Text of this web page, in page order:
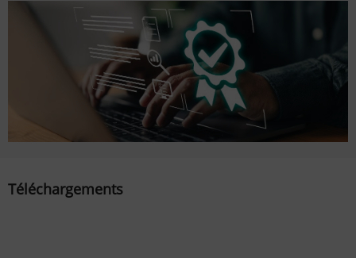
Téléchargements